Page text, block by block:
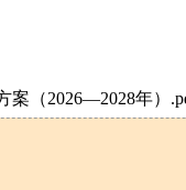
案（2026—2028年）